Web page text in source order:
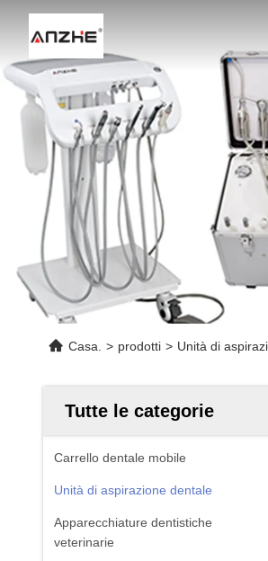
Casa. > prodotti > Unità di
Tutte le categorie
Carrello dentale mobile
Unità di aspirazione dentale
Apparecchiature dentistiche
veterinarie